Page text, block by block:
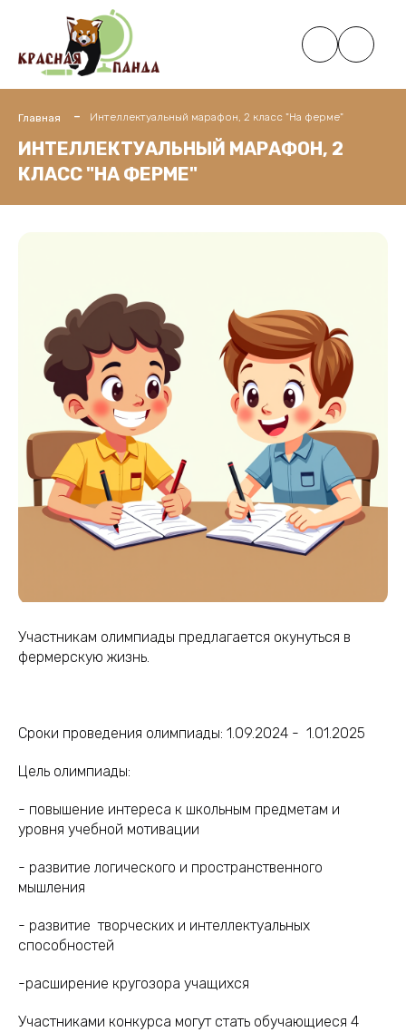
Главная Интеллектуальный марафон, 2 класс "На ферме"
ИНТЕЛЛЕКТУАЛЬНЫЙ МАРАФОН, 2
КЛАСС "НА ФЕРМЕ"
Участникам олимпиады предлагается окунуться в
фермерскую жизнь.
Сроки проведения олимпиады: 1.09.2024 - 1.01.2025
Цель олимпиады:
- повышение интереса к школьным предметам и
уровня учебной мотивации
- развитие логического и пространственного
мышления
- развитие творческих и интеллектуальных
способностей
-расширение кругозора учащихся
Участниками конкурса могут стать обучающиеся 4